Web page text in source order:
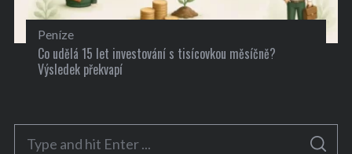
Peníze
Co udělá 15 let investování s tisícovkou měsíčně?
Výsledek překvapí
S